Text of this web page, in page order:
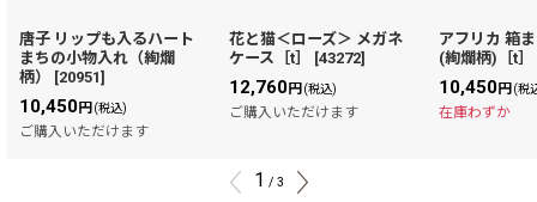
唐子 リップも入るハート
まちの小物入れ（絢爛
柄）
[20951]
10,450円 (税込)
ご購入いただけます
花と猫＜ローズ＞ メガネ
ケース［t］
[43272]
12,760円 (税込)
ご購入いただけます
アフリカ 箱
(絢爛柄)［t］
10,450円 (税
在庫わずか
1 / 3